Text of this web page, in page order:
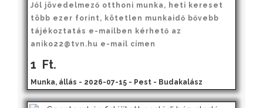
Jól jövedelmező otthoni munka, heti kereset
több ezer forint, kötetlen munkaidő bővebb
tájékoztatás e-mailben kérhető az
aniko22@tvn.hu e-mail címen
1 Ft.
Munka, állás - 2026-07-15 - Pest - Budakalász